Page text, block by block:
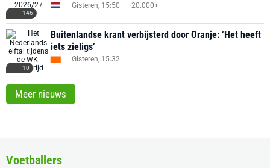
146
Gisteren, 15:50 20.000+
10
Buitenlandse krant verbijsterd door Oranje: ‘Het heeft
iets zieligs’
Gisteren, 15:32
Meer nieuws
Voetballers